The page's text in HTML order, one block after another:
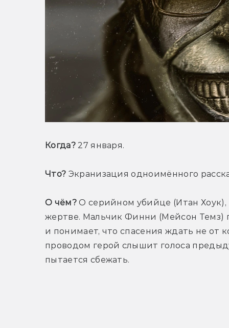
Когда? 27 января.
Что? Экранизация одноимённого
О чём? О серийном убийце (Итан
жертве. Мальчик Финни (Мейсон Темз)
и понимает, что спасения ждать не от
проводом герой слышит голоса
пытается сбежать.